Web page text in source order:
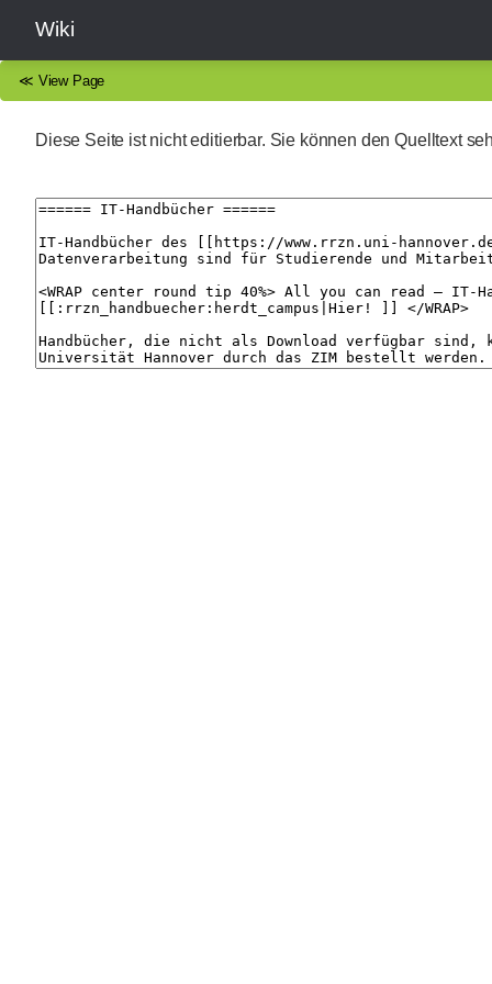
Wiki
≪ View Page
Diese Seite ist nicht editierbar. Sie können den Quelltext